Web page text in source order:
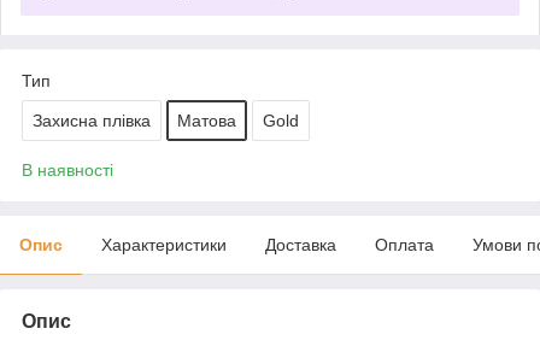
Тип
Захисна плівка Матова Gold
В наявності
Опис Характеристики Доставка Оплата Умови
Опис